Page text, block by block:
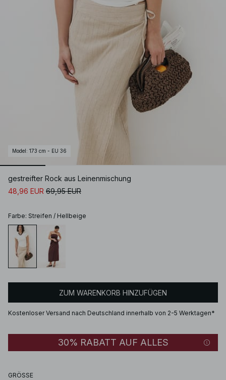
Model : 173 cm - EU 36
gestreifter Rock aus Leinenmischung
48,96 EUR 69,95 EUR
Farbe: Streifen / Hellbeige
ZUM WARENKORB HINZUFÜGEN
Kostenloser Versand nach Deutschland innerhalb von 2-5 Werktagen*
30% RABATT AUF ALLES
GRÖSSE